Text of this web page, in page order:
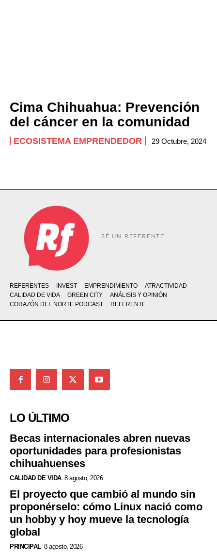
Cima Chihuahua: Prevención
del cáncer en la comunidad
ECOSISTEMA EMPRENDEDOR 29 Octubre, 2024
SÉ UN REFERENTE
REFERENTES INVEST EMPRENDIMIENTO
ATRACTIVIDAD
CALIDAD DE VIDA
GREEN CITY
ANÁLISIS Y OPINIÓN
CORAZÓN DEL NORTE PODCAST
REFERENTE
LO ÚLTIMO
Becas internacionales abren nuevas
oportunidades para profesionistas
chihuahuenses
CALIDAD DE VIDA 8 agosto, 2026
El proyecto que cambió al mundo sin
proponérselo: cómo Linux nació como
un hobby y hoy mueve la tecnología
global
PRINCIPAL 8 agosto, 2026